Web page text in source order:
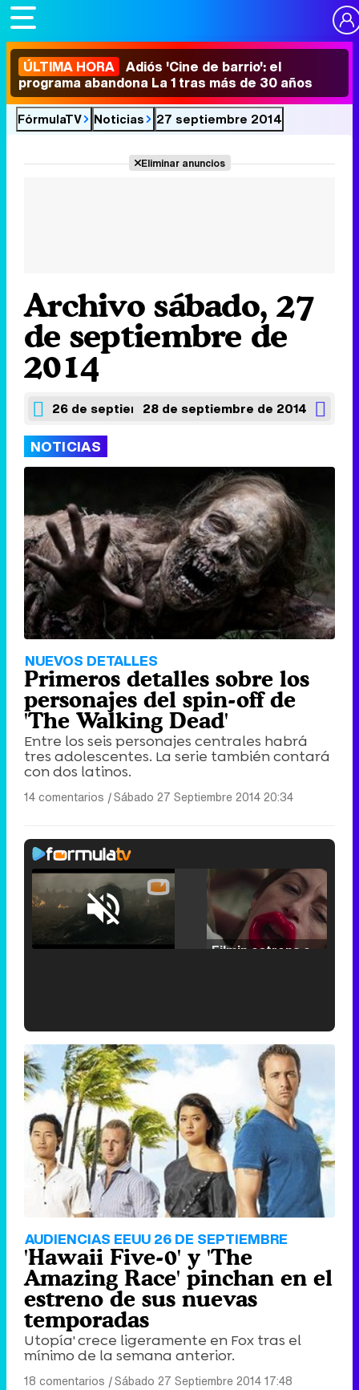
ÚLTIMA HORA Adiós 'Cine de barrio': el
programa abandona La 1 tras más de 30 años
FórmulaTV Noticias 27 septiembre 2014
Eliminar anuncios
Archivo sábado, 27
de septiembre de
2014
26 de septiembre de 201428 de septiembre de 2014
NOTICIAS
NUEVOS DETALLES
Primeros detalles sobre los
personajes del spin-off de
'The Walking Dead'
Entre los seis personajes centrales habrá
tres adolescentes. La serie también contará
con dos latinos.
14 comentarios |Sábado 27 Septiembre 2014 20:34
Unmute /
Loaded
29.30%
'120 Minutos' celebra sus 2.000 programas en Telemadrid con un vídeo del día a día en la redacción
Tráiler de '33 días', la nueva serie de Atresplayer con Julián Villagrán y José Manuel Poga
AUDIENCIAS EEUU 26 DE SEPTIEMBRE
'Hawaii Five-0' y 'The
Amazing Race' pinchan en el
estreno de sus nuevas
temporadas
Utopía' crece ligeramente en Fox tras el
mínimo de la semana anterior.
18 comentarios |Sábado 27 Septiembre 2014 17:48